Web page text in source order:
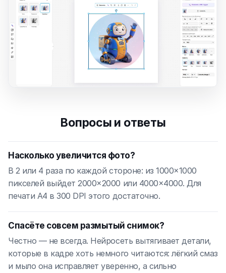
Вопросы и ответы
Насколько увеличится фото?
В 2 или 4 раза по каждой стороне: из 1000×1000
пикселей выйдет 2000×2000 или 4000×4000. Для
печати A4 в 300 DPI этого достаточно.
Спасёте совсем размытый снимок?
Честно — не всегда. Нейросеть вытягивает детали,
которые в кадре хоть немного читаются: лёгкий смаз
и мыло она исправляет уверенно, а сильно